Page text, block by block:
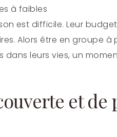
à faibles
est difficile. Leur
Alors être en groupe à
leurs vies, un
et de